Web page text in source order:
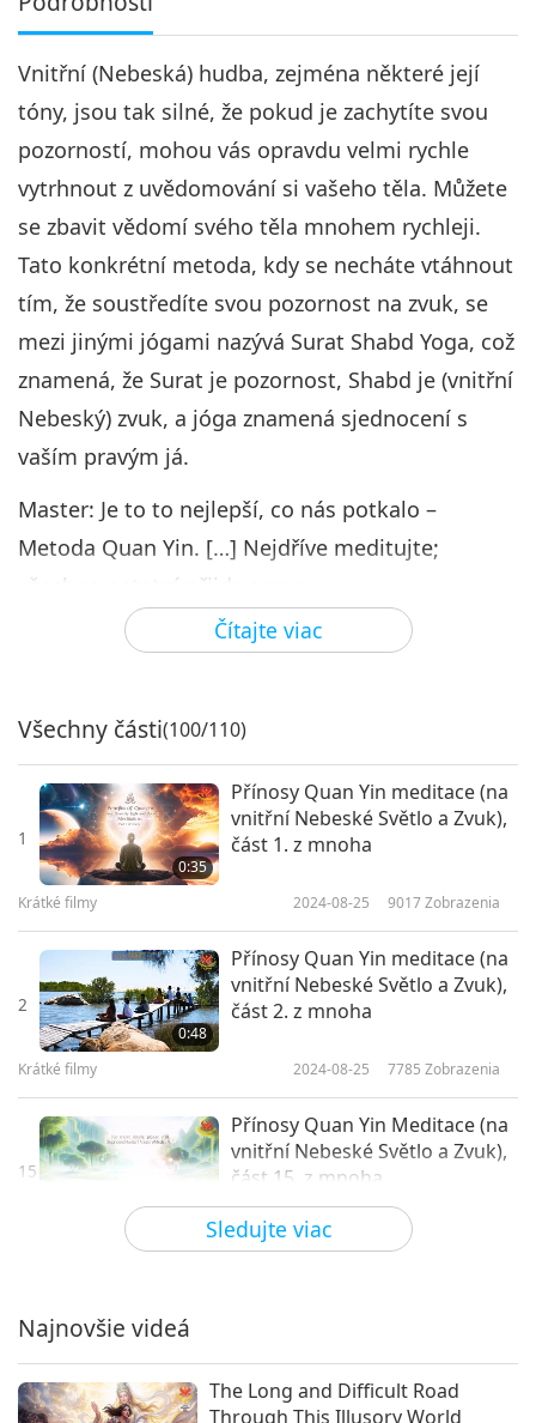
Čítajte viac
Vnitřní (Nebeská) hudba, zejména některé její
tóny, jsou tak silné, že pokud je zachytíte svou
pozorností, mohou vás opravdu velmi rychle
vytrhnout z uvědomování si vašeho těla. Můžete
se zbavit vědomí svého těla mnohem rychleji.
Tato konkrétní metoda, kdy se necháte vtáhnout
tím, že soustředíte svou pozornost na zvuk, se
mezi jinými jógami nazývá Surat Shabd Yoga, což
znamená, že Surat je pozornost, Shabd je (vnitřní
Nebeský) zvuk, a jóga znamená sjednocení s
vaším pravým já.
Master: Je to to nejlepší, co nás potkalo –
Metoda Quan Yin. […] Nejdříve meditujte;
všechno ostatní přijde samo.
Více informací naleznete na stránkách:
Sledujte viac
Všechny části(100/110)
1
0:35
Přínosy Quan Yin meditace (na
vnitřní Nebeské Světlo a Zvuk),
část 1. z mnoha
Krátké filmy 2024-08-25 9017Zobrazenia
2
0:48
Přínosy Quan Yin meditace (na
vnitřní Nebeské Světlo a Zvuk),
část 2. z mnoha
Krátké filmy 2024-08-25 7785 Zobrazenia
15
Přínosy Quan Yin Meditace (na
vnitřní Nebeské Světlo a Zvuk),
část 15. z mnoha
2024-10-25 5545
16
0:45
Krátké filmy 2024-10-25 5708Zobrazenia
Najnovšie videá
The Long and Difficult Road
Through This Illusory World